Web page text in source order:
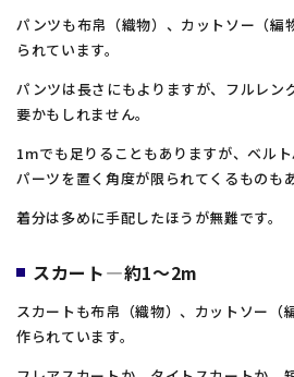
パンツも布帛（織物）、カットソー（編
られています。
パンツは長さにもよりますが、フルレン
要かもしれません。
1mでも足りることもありますが、ベル
パーツを置く角度が限られてくるものもあ
着分は多めに手配したほうが無難です。
スカート―約1～2m
スカートも布帛（織物）、カットソー（
作られています。